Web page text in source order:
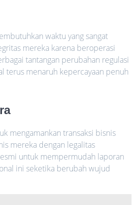
waktu yang sangat
mereka karena beroperasi
tantangan perubahan regulasi
terus menaruh kepercayaan penuh
mengamankan transaksi bisnis
mereka dengan legalitas
untuk mempermudah laporan
ini seketika berubah wujud